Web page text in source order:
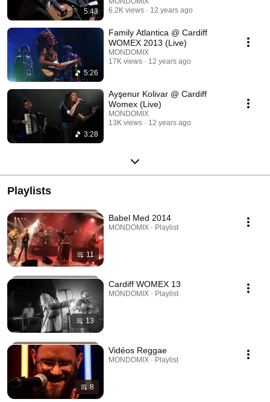
5:43
6.2K views
12 years ago
5:26
Family Atlantica @ Cardiff
WOMEX 2013 (Live)
MONDOMIX
17K views
12 years ago
3:28
Ayşenur Kolivar @ Cardiff
Womex (Live)
MONDOMIX
13K views
12 years ago
Playlists
11
Babel Med 2014
MONDOMIX · Playlist
13
Cardiff WOMEX 13
MONDOMIX · Playlist
8
Vidéos Reggae
MONDOMIX · Playlist